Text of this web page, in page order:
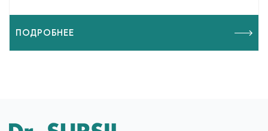
ПОДРОБНЕЕ